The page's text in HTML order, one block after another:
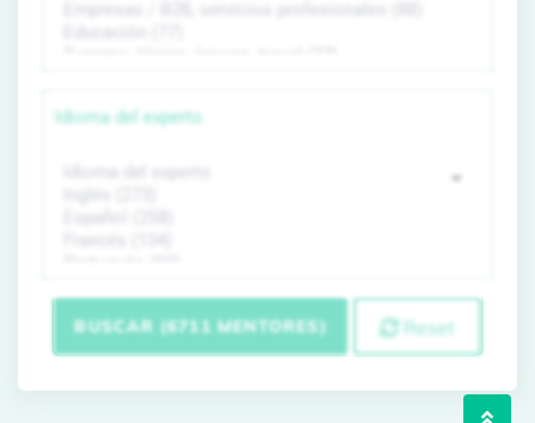
Idioma del experto
BUSCAR (6711 MENTORES) Reset